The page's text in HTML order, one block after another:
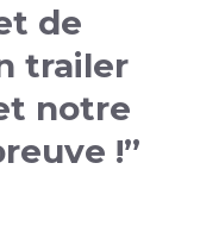
de
trailer
notre
!”